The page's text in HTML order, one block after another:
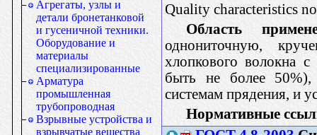
Агрегаты, узлы и
детали бронетанковой
и гусеничной техники.
Оборудование и
материалы
специализированные
Арматура
промышленная
трубопроводная
Взрывные устройства и
взрывчатые вещества
Quality characteristics
Область
однониточную,
хлопкового волокна
быть не более 50%),
системам прядения, и
Нормативные